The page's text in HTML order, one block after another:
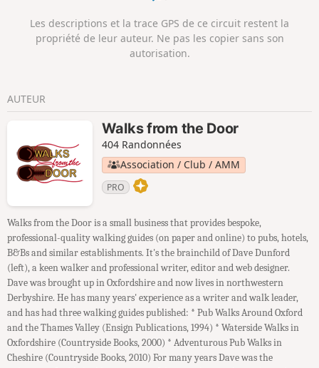
Les descriptions et la trace GPS de ce circuit restent la
propriété de leur auteur. Ne pas les copier sans son
autorisation.
AUTEUR
Walks from the Door
404 Randonnées
Association / Club / AMM
PRO
Walks from the Door is a small business that provides bespoke,
professional-quality walking guides (on paper and online) to pubs, hotels,
B&Bs and similar establishments. It's the brainchild of Dave Dunford
(left), a keen walker and professional writer, editor and web designer.
Dave was brought up in Oxfordshire and now lives in northwestern
Derbyshire. He has many years' experience as a writer and walk leader,
and has had three walking guides published: * Pub Walks Around Oxford
and the Thames Valley (Ensign Publications, 1994) * Waterside Walks in
Oxfordshire (Countryside Books, 2000) * Adventurous Pub Walks in
Cheshire (Countryside Books, 2010) For many years Dave was the